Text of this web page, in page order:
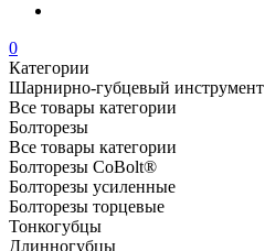
0
Категории
Шарнирно-губцевый инструмент
Все товары категории
Болторезы
Все товары категории
Болторезы CoBolt®
Болторезы усиленные
Болторезы торцевые
Тонкогубцы
Длинногубцы